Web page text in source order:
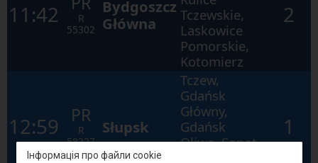
11:42
R
55302
Bydgoszcz
Główna
Tczewskie,
Laskowice
Pomorskie,
Kotomierz
2
12:59 PR
R
58227
Słupsk
Tczew,
Gdańsk
Główny,
Gdańsk
Oliwa, Sopot,
1
Інформація про файли cookie